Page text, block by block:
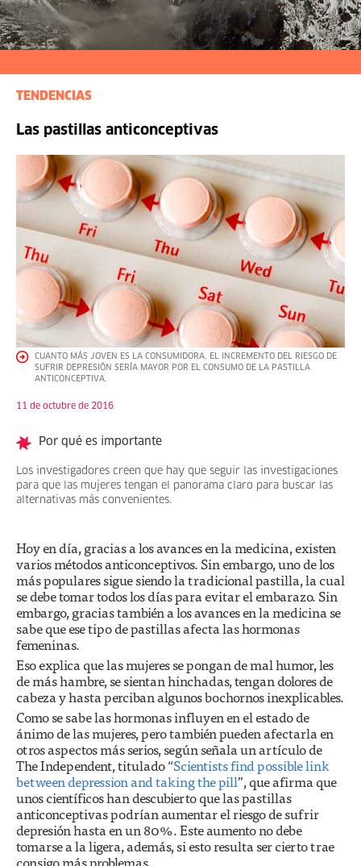
TENDENCIAS
Las pastillas anticonceptivas
CUANTO MÁS JOVEN ES LA CONSUMIDORA, EL INCREMENTO DEL RIESGO DE
SUFRIR DEPRESIÓN SERÍA MAYOR POR EL CONSUMO DE LA PASTILLA
ANTICONCEPTIVA.
11 de octubre de 2016
Por qué es importante
Los investigadores creen que hay que seguir las investigaciones
para que las mujeres tengan el panorama claro para buscar las
alternativas más convenientes.
Hoy en día, gracias a los avances en la medicina, existen
varios métodos anticonceptivos. Sin embargo, uno de los
más populares sigue siendo la tradicional pastilla, la cual
se debe tomar todos los días para evitar el embarazo. Sin
embargo, gracias también a los avances en la medicina se
sabe que ese tipo de pastillas afecta las hormonas
femeninas.
Eso explica que las mujeres se pongan de mal humor, les
de más hambre, se sientan hinchadas, tengan dolores de
cabeza y hasta perciban algunos bochornos inexplicables.
Como se sabe las hormonas influyen en el estado de
ánimo de las mujeres, pero también pueden afectarla en
otros aspectos más serios, según señala un artículo de
The Independent, titulado “Scientists find possible link
between depression and taking the pill”, que afirma que
unos científicos han descubierto que las pastillas
anticonceptivas podrían aumentar el riesgo de sufrir
depresión hasta en un 80%. Este aumento no debe
tomarse a la ligera, además, si esto resulta ser cierto trae